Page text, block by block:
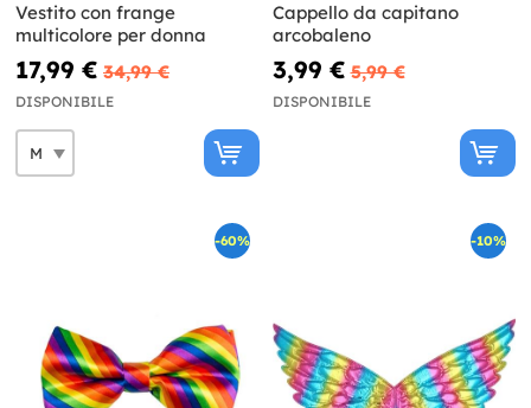
Vestito con frange
multicolore per donna
17,99 € 34,99 €
DISPONIBILE
Cappello da capitano
arcobaleno
3,99 € 5,99 €
DISPONIBILE
-60% -10%